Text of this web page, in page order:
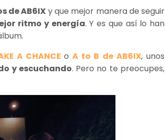
de AB6IX y que mejor manera de seguir
ritmo y energía. Y es que así lo han
A CHANCE o A to B de AB6IX, unos
y escuchando. Pero no te preocupes,